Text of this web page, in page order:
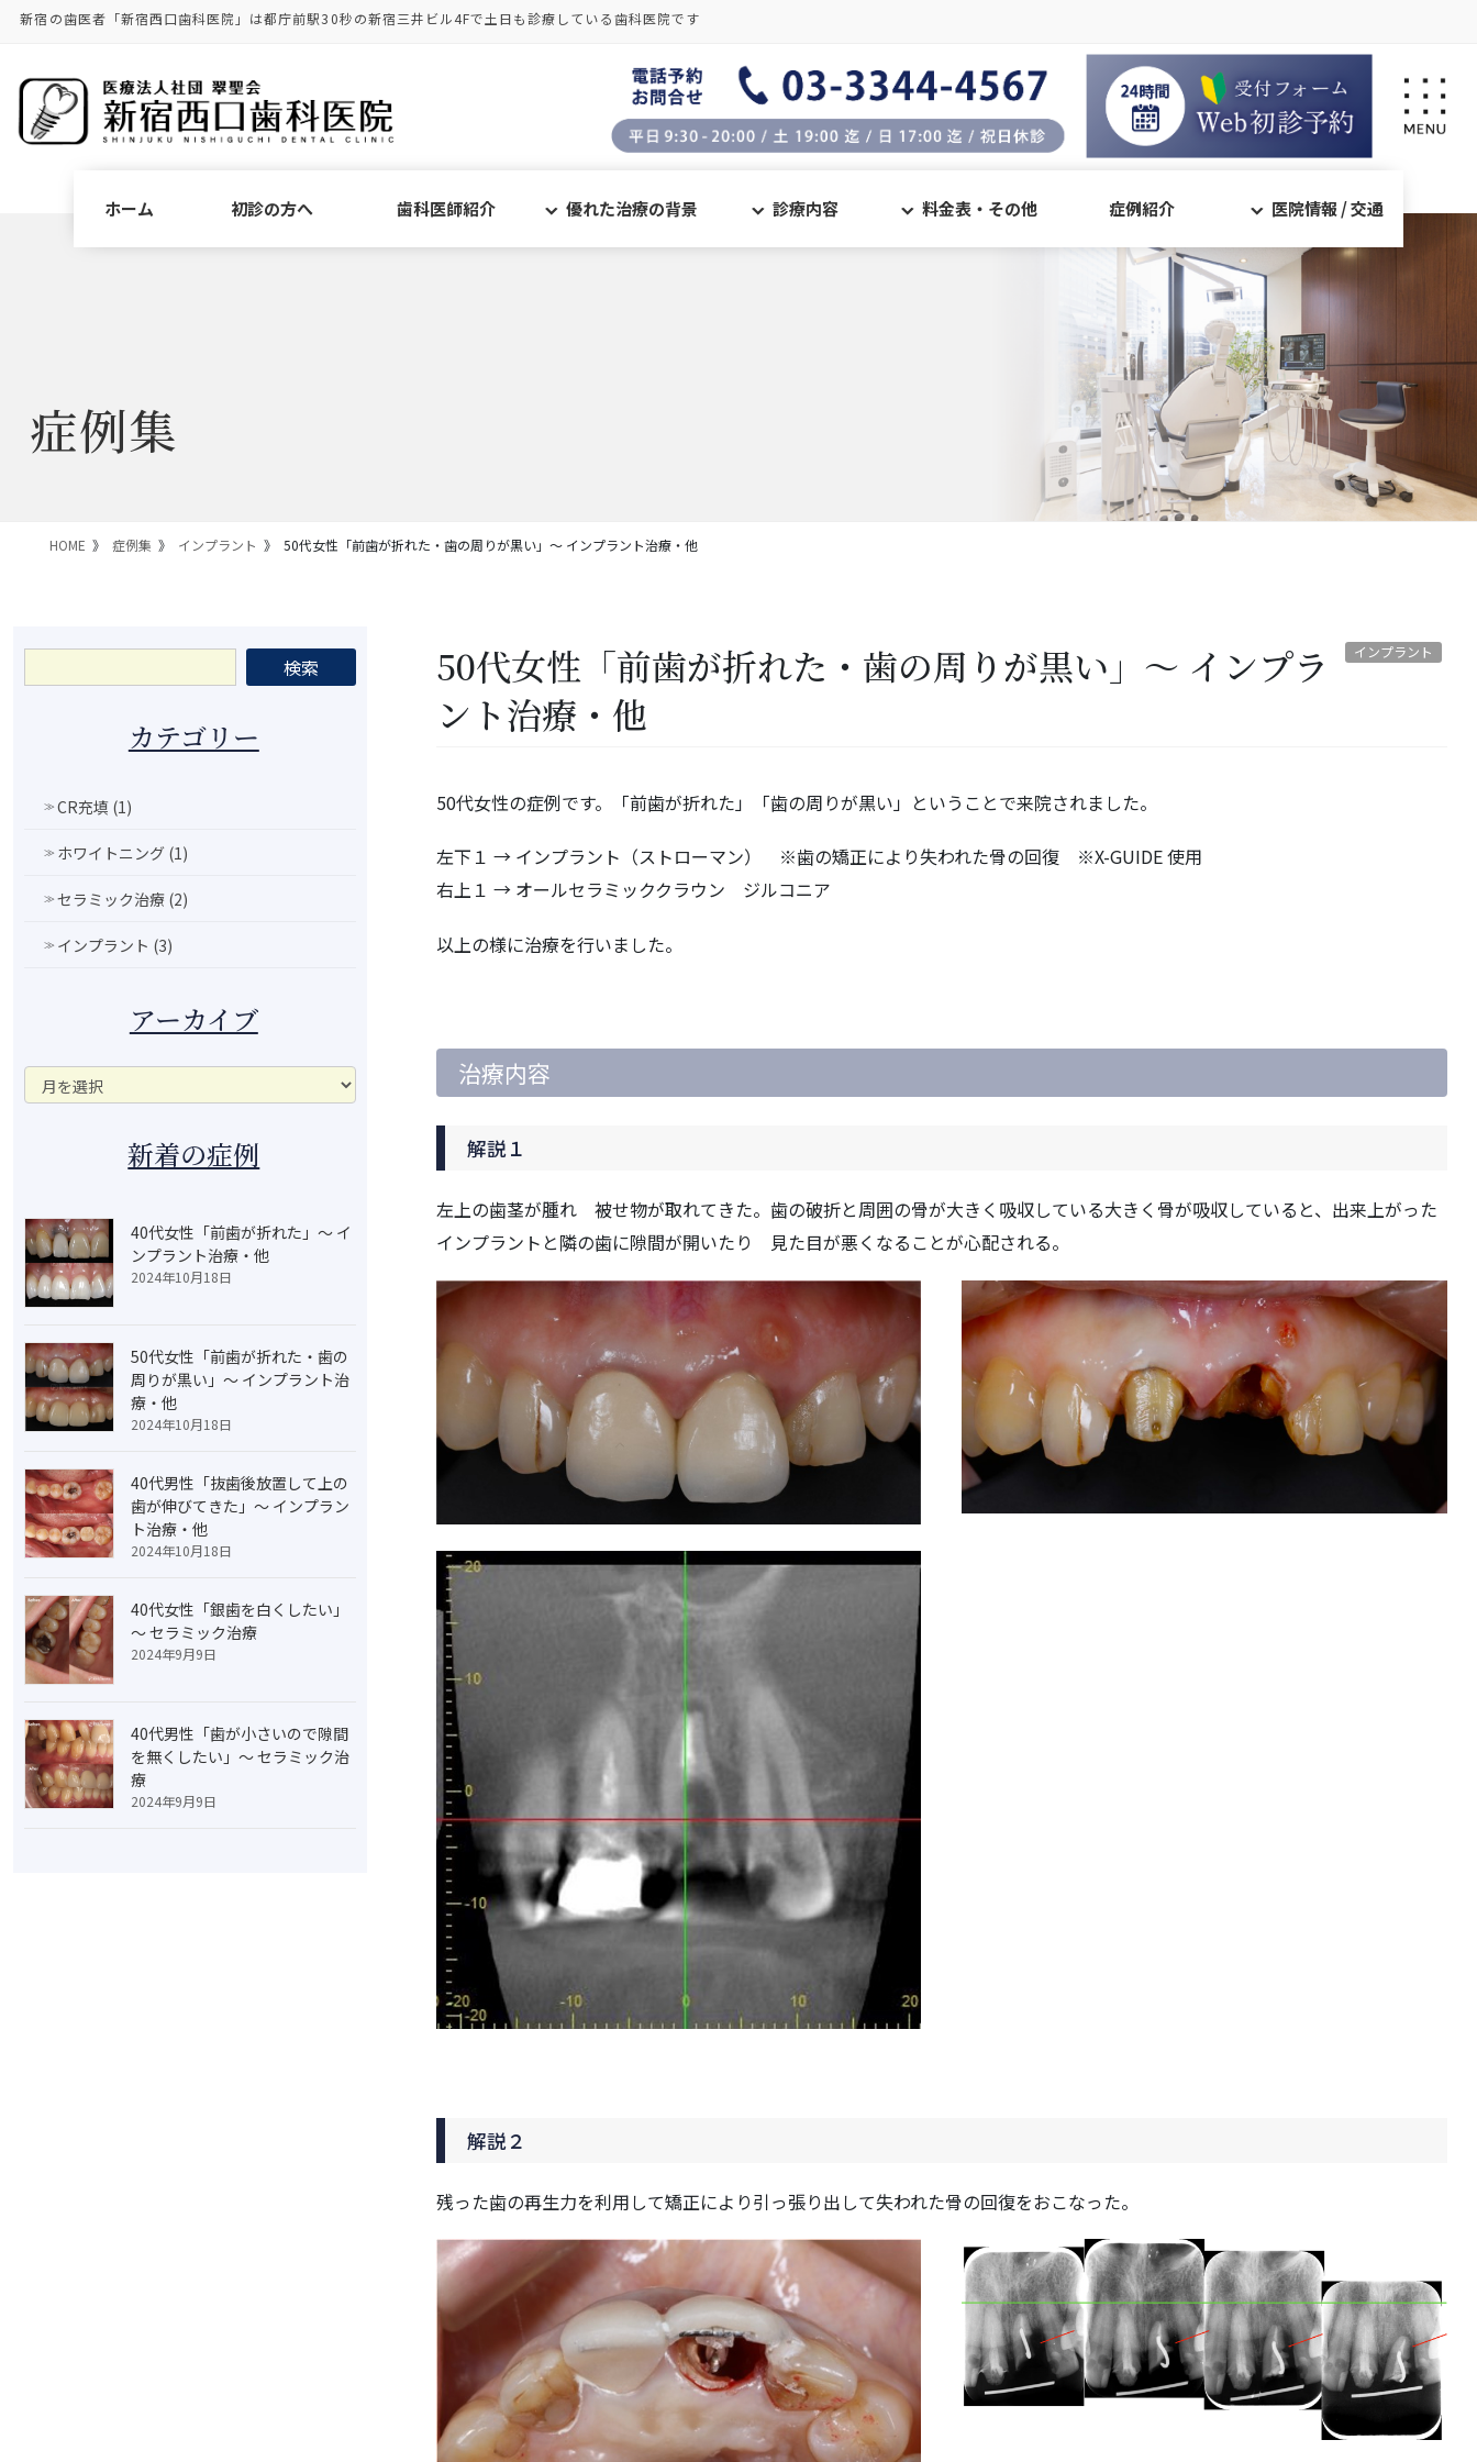
新宿の歯医者「新宿西口歯科医院」は都庁前駅30秒の新宿三井ビル4Fで土日も診療している歯科医院です
ホーム 初診の方へ 歯科医師紹介 優れた治療の背景 診療内容 料金表・その他 症例紹介 医院情報 / 交通
症例集
HOME 症例集 インプラント 50代女性「前歯が折れた・歯の周りが黒い」～ インプラント治療・他
インプラント
50代女性「前歯が折れた・歯の周りが黒い」～ インプラ
ント治療・他
50代女性の症例です。「前歯が折れた」「歯の周りが黒い」ということで来院されました。
左下１ → インプラント（ストローマン） ※歯の矯正により失われた骨の回復 ※X-GUIDE 使用
右上１ → オールセラミッククラウン ジルコニア
以上の様に治療を行いました。
治療内容
解説１
左上の歯茎が腫れ 被せ物が取れてきた。歯の破折と周囲の骨が大きく吸収している大きく骨が吸収していると、出来上がった
インプラントと隣の歯に隙間が開いたり 見た目が悪くなることが心配される。
解説２
残った歯の再生力を利用して矯正により引っ張り出して失われた骨の回復をおこなった。
カテゴリー
CR充填 (1)
ホワイトニング (1)
セラミック治療 (2)
インプラント (3)
アーカイブ
ア
ー
新着の症例
40代女性「前歯が折れた」～ イ
ンプラント治療・他
2024年10月18日
50代女性「前歯が折れた・歯の
周りが黒い」～ インプラント治
療・他
2024年10月18日
40代男性「抜歯後放置して上の
歯が伸びてきた」～ インプラン
ト治療・他
2024年10月18日
40代女性「銀歯を白くしたい」
～ セラミック治療
2024年9月9日
40代男性「歯が小さいので隙間
を無くしたい」～ セラミック治
療
2024年9月9日